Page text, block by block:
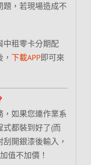
題，若現場造成不
中租零卡分期配
下載APP即可來
，如果您連作業系
都裝到好了(而
開銀漆後輸入，
值不加價！